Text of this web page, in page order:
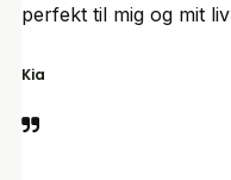
perfekt til mig og mit liv
Kia